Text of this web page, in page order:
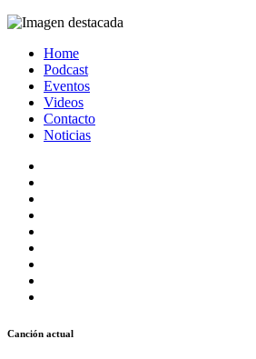
Home
Podcast
Eventos
Videos
Contacto
Noticias
Canción actual